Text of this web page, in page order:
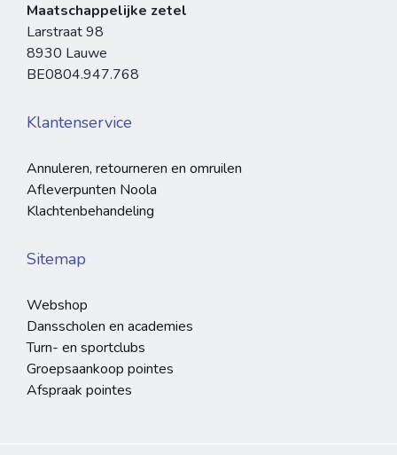
Maatschappelijke zetel
Larstraat 98
8930 Lauwe
BE0804.947.768
Klantenservice
Annuleren, retourneren en omruilen
Afleverpunten Noola
Klachtenbehandeling
Sitemap
Webshop
Dansscholen en academies
Turn- en sportclubs
Groepsaankoop pointes
Afspraak pointes